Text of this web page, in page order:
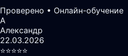
Проверено • Онлайн-обучение
А
Александр
22.03.2026
⭐️⭐️⭐️⭐️⭐️